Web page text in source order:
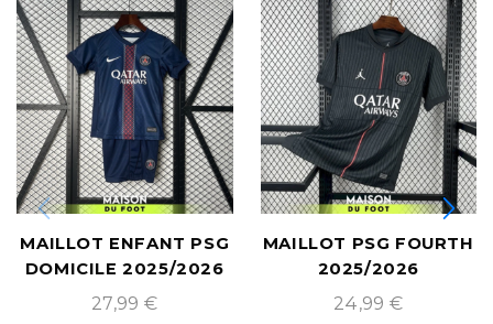
MAILLOT ENFANT PSG
DOMICILE 2025/2026
27,99 €
MAILLOT PSG FOURTH
2025/2026
24,99 €